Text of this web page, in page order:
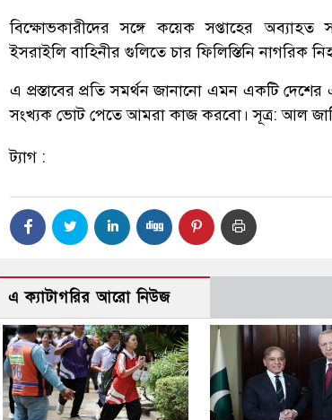
বিক্ষোভকারীদের সঙ্গে কয়েক সপ্তাহের অব্যাহত
ইসরাইলি বাহিনীর গুলিতে চার ফিলিস্তিনি নাগরিক
এ প্রস্তাবের প্রতি সমর্থন জানানো এমন একটি
সংখ্যক ভোট পেতে আমরা কাজ করবো। সূত্র: আল
ট্যাগ :
এ ক্যাটাগরির আরো নিউজ